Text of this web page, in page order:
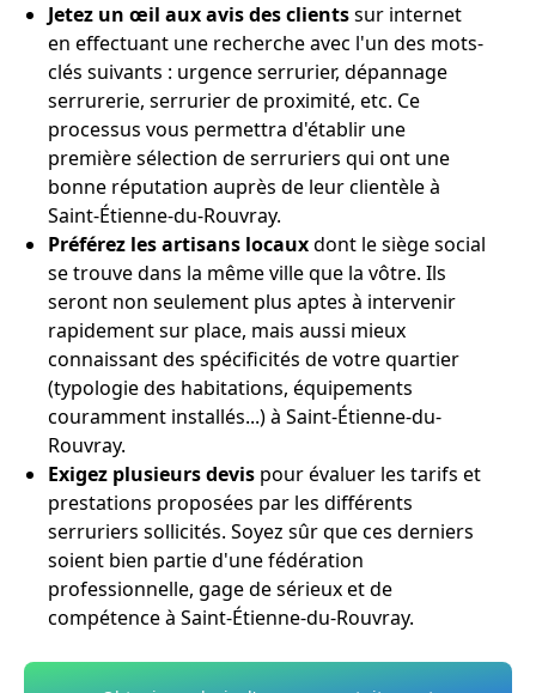
Jetez un œil aux avis des clientssur internet
en effectuant une recherche avec l'un des mots-
clés suivants : urgence serrurier, dépannage
serrurerie, serrurier de proximité, etc. Ce
processus vous permettra d'établir une
première sélection de serruriers qui ont une
bonne réputation auprès de leur clientèle à
Saint-Étienne-du-Rouvray.
Préférez les artisans locauxdont le siège social
se trouve dans la même ville que la vôtre. Ils
seront non seulement plus aptes à intervenir
rapidement sur place, mais aussi mieux
connaissant des spécificités de votre quartier
(typologie des habitations, équipements
couramment installés...) à Saint-Étienne-du-
Rouvray.
Exigez plusieurs devis pour évaluer les tarifs et
prestations proposées par les différents
serruriers sollicités. Soyez sûr que ces derniers
soient bien partie d'une fédération
professionnelle, gage de sérieux et de
compétence à Saint-Étienne-du-Rouvray.